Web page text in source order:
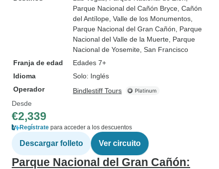
Parque Nacional del Cañón Bryce , Cañón
del Antílope , Valle de los Monumentos
Parque Nacional del Gran Cañón , Parque
Nacional del Valle de la Muerte , Parque
Nacional de Yosemite , San Francisco
Franja de edad
Edades 7+
Idioma
Solo: Inglés
Operador
Bindlestiff Tours
Desde
€2,339
Regístrate para acceder a los descuentos
Descargar folleto Ver circuito
Parque Nacional del Gran Cañón: